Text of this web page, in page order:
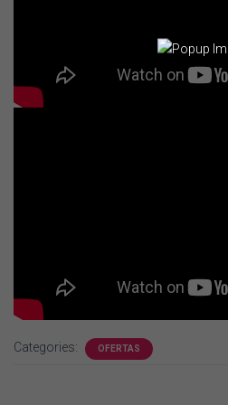
Categories: OFERTAS